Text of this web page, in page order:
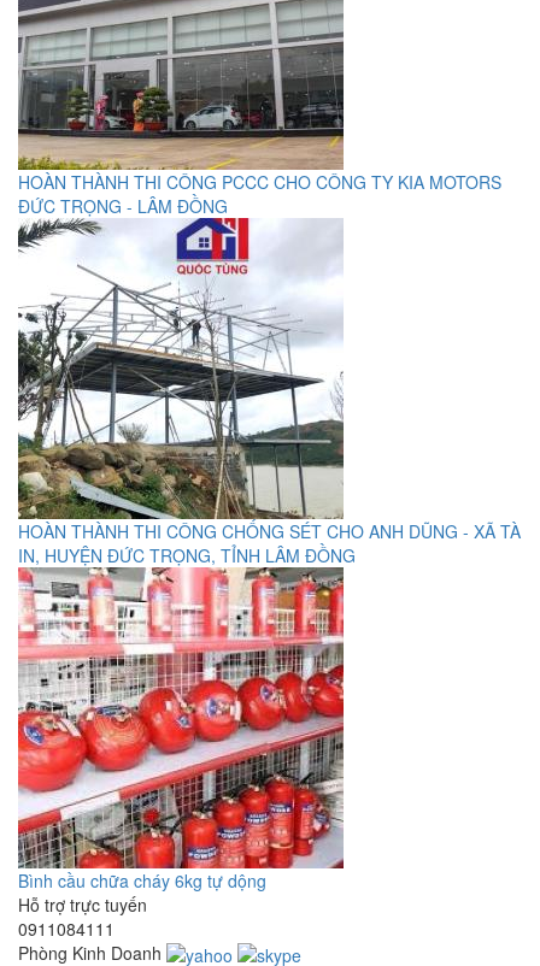
HOÀN THÀNH THI CÔNG PCCC CHO CÔNG TY KIA MOTORS
ĐỨC TRỌNG - LÂM ĐỒNG
HOÀN THÀNH THI CÔNG CHỐNG SÉT CHO ANH DŨNG - XÃ TÀ
IN, HUYỆN ĐỨC TRỌNG, TỈNH LÂM ĐỒNG
Bình cầu chữa cháy 6kg tự dộng
Hỗ trợ trực tuyến
0911084111
Phòng Kinh Doanh